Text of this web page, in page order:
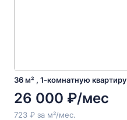
36 м² , 1-комнатную квартиру
26 000 ₽/мес
723 ₽ за м²/мес.